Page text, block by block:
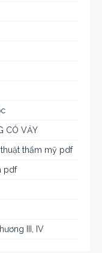
CÓ VẢY
thẩm mỹ pdf
pdf
III, IV